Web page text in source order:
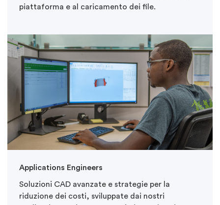
piattaforma e al caricamento dei file.
Applications Engineers
Soluzioni CAD avanzate e strategie per la
riduzione dei costi, sviluppate dai nostri